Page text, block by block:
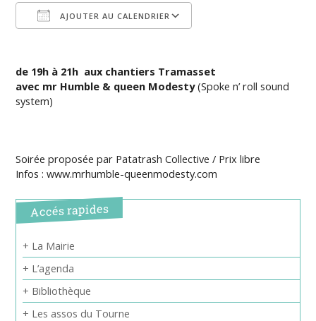
AJOUTER AU CALENDRIER
de 19h à 21h aux chantiers Tramasset
avec mr Humble & queen Modesty(Spoke n’ roll sound
system)
Soirée proposée par Patatrash Collective / Prix libre
Infos : www.mrhumble-queenmodesty.com
Accés rapides
+ La Mairie
+ L’agenda
+ Bibliothèque
+ Les assos du Tourne